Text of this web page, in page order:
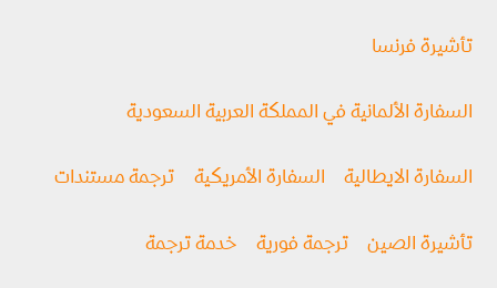
تأشيرة فرنسا
السفارة الألمانية في المملكة العربية السعودية
السفارة الايطالية السفارة الأمريكية ترجمة مستندات
تأشيرة الصين ترجمة فورية خدمة ترجمة